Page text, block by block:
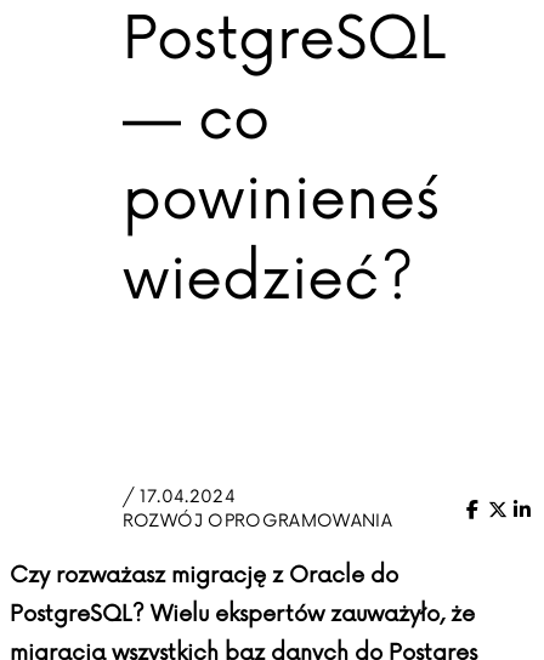
PostgreSQL
— co
powinieneś
wiedzieć?
/ 17.04.2024
ROZWÓJ OPROGRAMOWANIA
X
Czy rozważasz migrację z Oracle do
PostgreSQL? Wielu ekspertów zauważyło, że
migracja wszystkich baz danych do Postgres